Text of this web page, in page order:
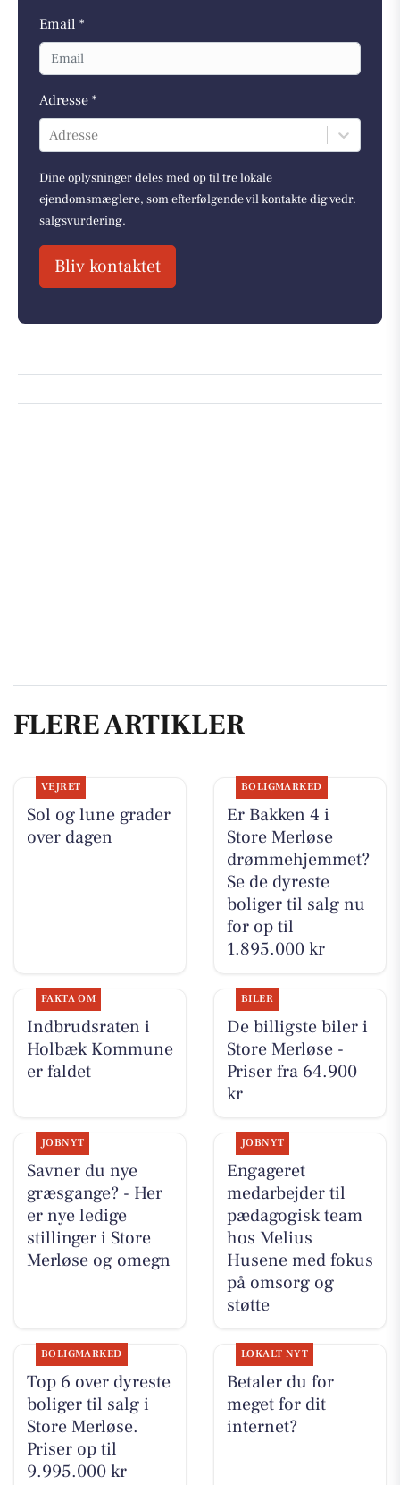
Email *
Adresse *
Adresse
Dine oplysninger deles med op til tre lokale
ejendomsmæglere, som efterfølgende vil kontakte dig vedr.
salgsvurdering.
Bliv kontaktet
FLERE ARTIKLER
VEJRET
Sol og lune grader
over dagen
BOLIGMARKED
Er Bakken 4 i
Store Merløse
drømmehjemmet?
Se de dyreste
boliger til salg nu
for op til
1.895.000 kr
FAKTA OM
Indbrudsraten i
Holbæk Kommune
er faldet
BILER
De billigste biler i
Store Merløse -
Priser fra 64.900
kr
JOBNYT
Savner du nye
græsgange? - Her
er nye ledige
stillinger i Store
Merløse og omegn
JOBNYT
Engageret
medarbejder til
pædagogisk team
hos Melius
Husene med fokus
på omsorg og
støtte
BOLIGMARKED
Top 6 over dyreste
boliger til salg i
Store Merløse.
Priser op til
9.995.000 kr
LOKALT NYT
Betaler du for
meget for dit
internet?